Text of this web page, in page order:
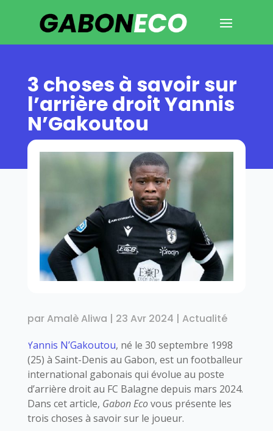
3 choses à savoir sur
l’arrière droit Yannis
N’Gakoutou
parAmalè Aliwa | 23 Avr 2024 | Actualité
Yannis N’Gakoutou, né le 30 septembre 1998
(25) à Saint-Denis au Gabon, est un footballeur
international gabonais qui évolue au poste
d’arrière droit au FC Balagne depuis mars 2024.
Dans cet article, Gabon Ecovous présente les
trois choses à savoir sur le joueur.